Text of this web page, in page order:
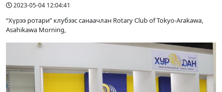
2023-05-04 12:04:41
“Хүрээ ротари” клубээс санаачлан Rotary Club of Tokyo-Arakawa,
Asahikawa Morning,